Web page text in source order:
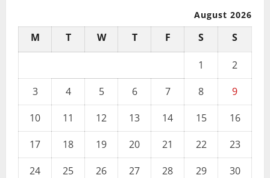
August 2026
M T W T F S S
1
2
3
4 5 6 7 8
9
10
11 12 13 14 15
16
17
18 19 20 21 22
23
24
25 26 27 28 29
30